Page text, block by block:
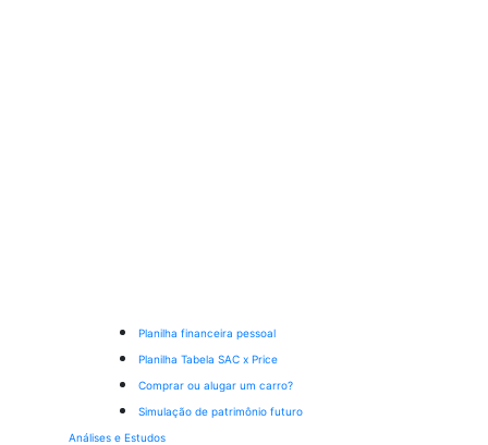
Planilha financeira pessoal
Planilha Tabela SAC x Price
Comprar ou alugar um carro?
Simulação de patrimônio futuro
Análises e Estudos